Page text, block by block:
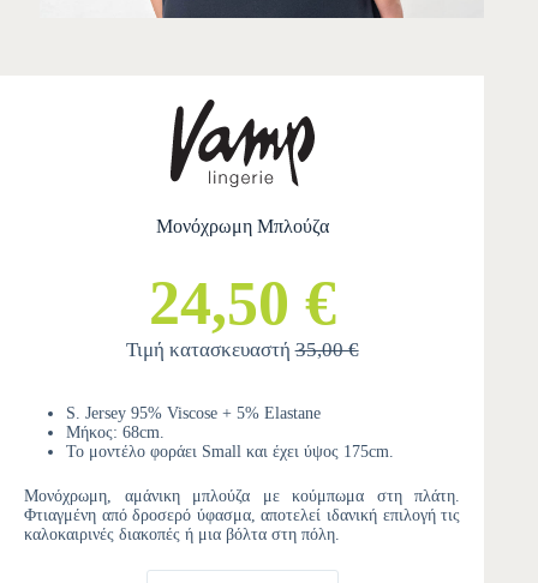
Μονόχρωμη Μπλούζα
24,50 €
Τιμή κατασκευαστή35,00 €
S. Jersey 95% Viscose + 5% Elastane
Μήκος: 68cm.
Το μοντέλο φοράει Small και έχει ύψος 175cm.
Μονόχρωμη, αμάνικη μπλούζα με κούμπωμα στη πλάτη.
Φτιαγμένη από δροσερό ύφασμα, αποτελεί ιδανική επιλογή τις
καλοκαιρινές διακοπές ή μια βόλτα στη πόλη.